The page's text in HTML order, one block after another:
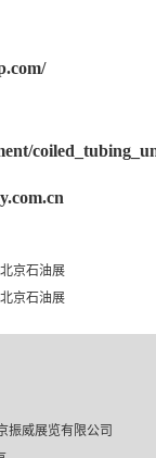
京石油展
京石油展
振威展览有限公司